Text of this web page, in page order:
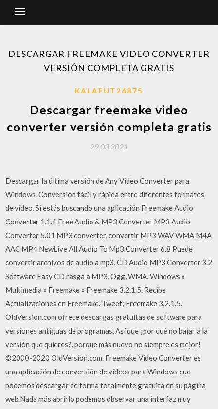
DESCARGAR FREEMAKE VIDEO CONVERTER
VERSIÓN COMPLETA GRATIS
KALAFUT26875
Descargar freemake video
converter versión completa gratis
29.03.2021
Descargar la última versión de Any Video Converter para
Windows. Conversión fácil y rápida entre diferentes formatos
de vídeo. Si estás buscando una aplicación Freemake Audio
Converter 1.1.4 Free Audio & MP3 Converter MP3 Audio
Converter 5.01 MP3 converter, convertir MP3 WAV WMA M4A
AAC MP4 NewLive All Audio To Mp3 Converter 6.8 Puede
convertir archivos de audio a mp3. CD Audio MP3 Converter 3.2
Software Easy CD rasga a MP3, Ogg, WMA. Windows »
Multimedia » Freemake » Freemake 3.2.1.5. Recibe
Actualizaciones en Freemake. Tweet; Freemake 3.2.1.5.
OldVersion.com ofrece descargas gratuitas de software para
versiones antiguas de programas, Así que ¿por qué no bajar a la
versión que quieres?. porque más nuevo no siempre es mejor!
©2000-2020 OldVersion.com. Freemake Video Converter es
una aplicación de conversión de vídeos para Windows que
podemos descargar de forma totalmente gratuita en su página
web.Nada más abrirlo podemos observar una interfaz muy